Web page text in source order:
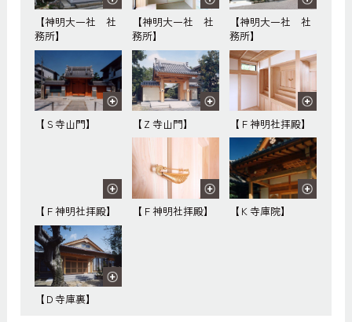
【神明大一社 社
務所】
【神明大一社 社
務所】
【神明大一社 社
務所】
【Ｓ寺山門】 【Ｚ寺山門】 【Ｆ神明社拝殿】
【Ｆ神明社拝殿】 【Ｆ神明社拝殿】 【Ｋ寺庫院】
【Ｄ寺庫裏】